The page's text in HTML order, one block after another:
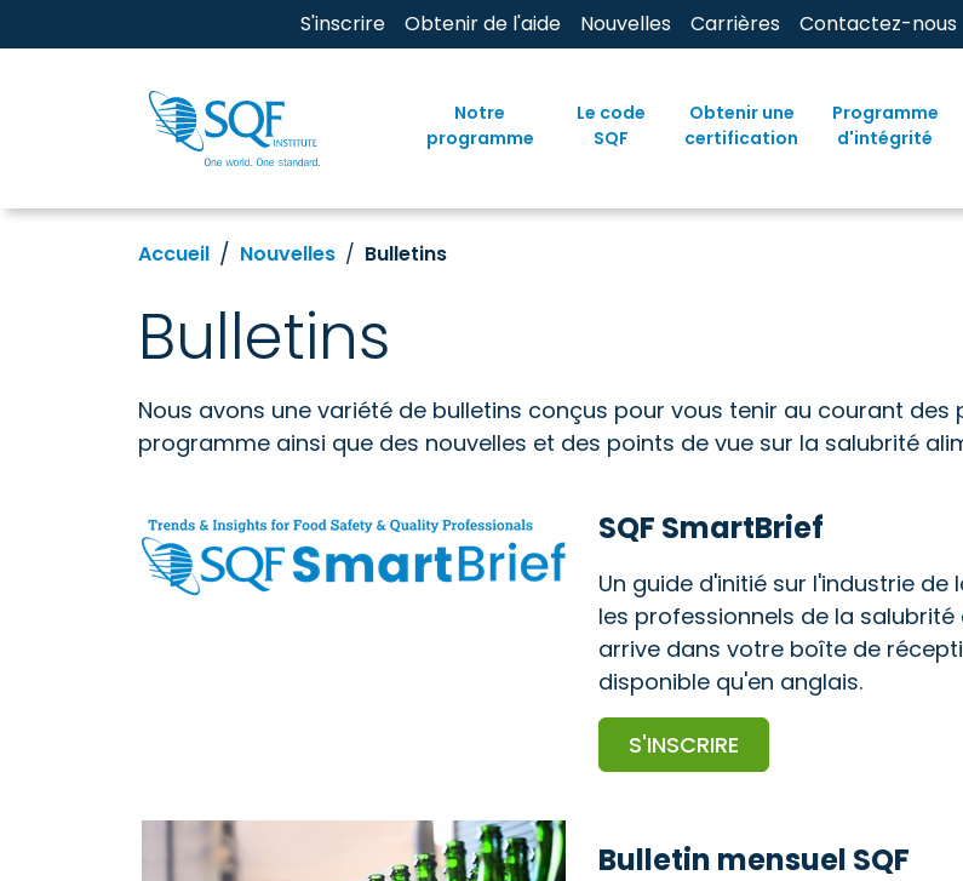
S'inscrire Obtenir de l'aide Nouvelles Carrières Contactez-nous
Notre
programme
Le code
SQF
Obtenir une
certification
Programme
d'intégrité
Accueil Nouvelles Bulletins
Bulletins
Nous avons une variété de bulletins conçus pour vous tenir au courant
programme ainsi que des nouvelles et des points de vue sur la salubrité
SQF SmartBrief
Un guide d'initié sur l'industrie
les professionnels de la
arrive dans votre boîte de
disponible qu'en anglais.
S'INSCRIRE
Bulletin mensuel SQF